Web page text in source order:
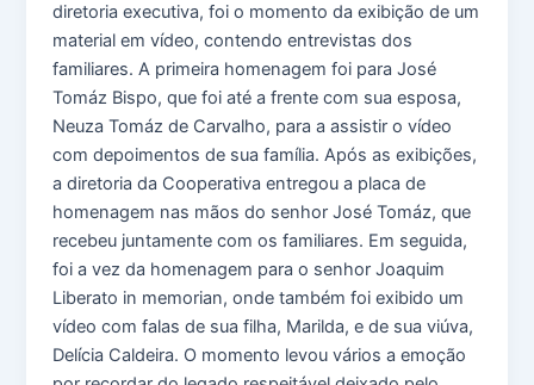
diretoria executiva, foi o momento da exibição de um
material em vídeo, contendo entrevistas dos
familiares. A primeira homenagem foi para José
Tomáz Bispo, que foi até a frente com sua esposa,
Neuza Tomáz de Carvalho, para a assistir o vídeo
com depoimentos de sua família. Após as exibições,
a diretoria da Cooperativa entregou a placa de
homenagem nas mãos do senhor José Tomáz, que
recebeu juntamente com os familiares. Em seguida,
foi a vez da homenagem para o senhor Joaquim
Liberato in memorian, onde também foi exibido um
vídeo com falas de sua filha, Marilda, e de sua viúva,
Delícia Caldeira. O momento levou vários a emoção